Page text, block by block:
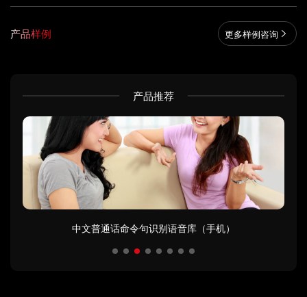
产品样例 更多样例咨询
产品推荐
中文普通话命令句识别语音库（手机）